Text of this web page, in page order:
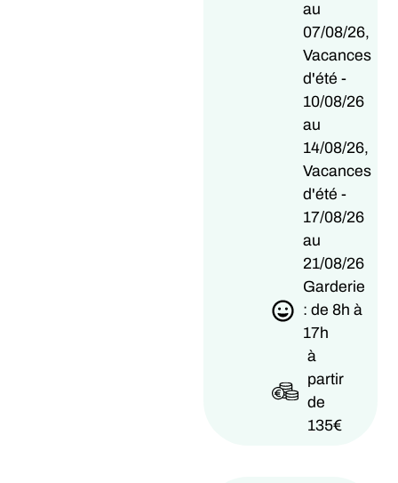
au
07/08/26,
Vacances
d'été -
10/08/26
au
14/08/26,
Vacances
d'été -
17/08/26
au
21/08/26
Garderie
: de 8h à
17h
à
partir
de
135€